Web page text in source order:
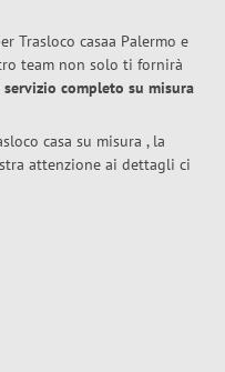
Trasloco casaa Palermo e
team non solo ti fornirà
servizio completo su misura
casa su misura , la
attenzione ai dettagli ci